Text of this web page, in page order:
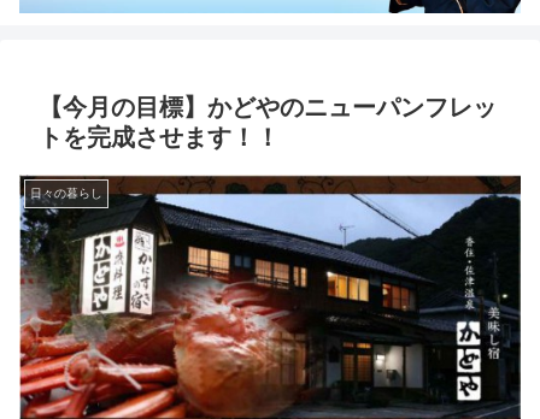
【今月の目標】かどやのニューパンフレッ
トを完成させます！！
日々の暮らし